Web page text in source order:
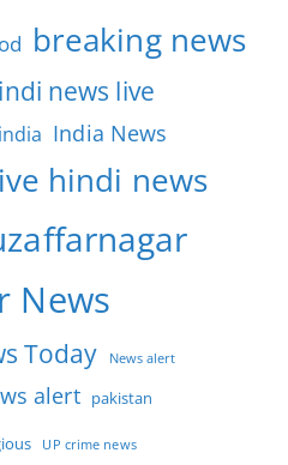
breaking news
news live
india India News
hindi news
News
Today News alert
alert pakistan
UP crime news